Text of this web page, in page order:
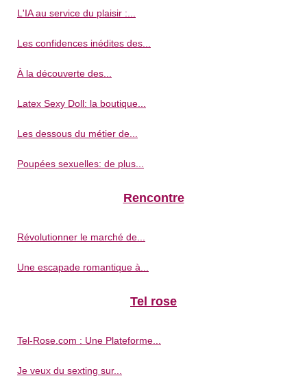
L'IA au service du plaisir :...
Les confidences inédites des...
À la découverte des...
Latex Sexy Doll: la boutique...
Les dessous du métier de...
Poupées sexuelles: de plus...
Rencontre
Révolutionner le marché de...
Une escapade romantique à...
Tel rose
Tel-Rose.com : Une Plateforme...
Je veux du sexting sur...